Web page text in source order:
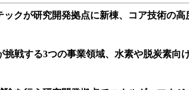
ックが研究開発拠点に新棟、コア技術の
挑戦する3つの事業領域、水素や脱炭素向